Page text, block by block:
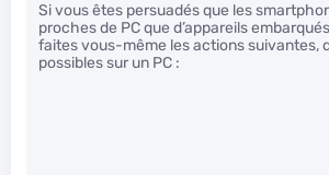
Si vous êtes persuadés que les
proches de PC que d’appareils
faites vous-même les actions suivantes,
possibles sur un PC :